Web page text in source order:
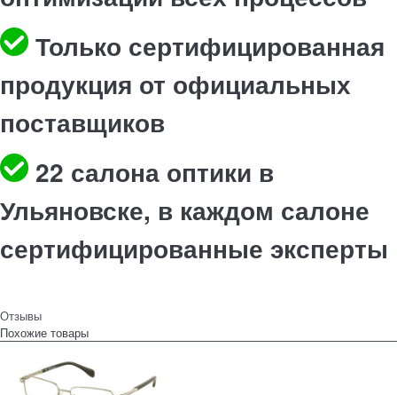
Только сертифицированная
продукция от официальных
поставщиков
22 салона оптики в
Ульяновске, в каждом салоне
сертифицированные эксперты
Отзывы
Похожие товары